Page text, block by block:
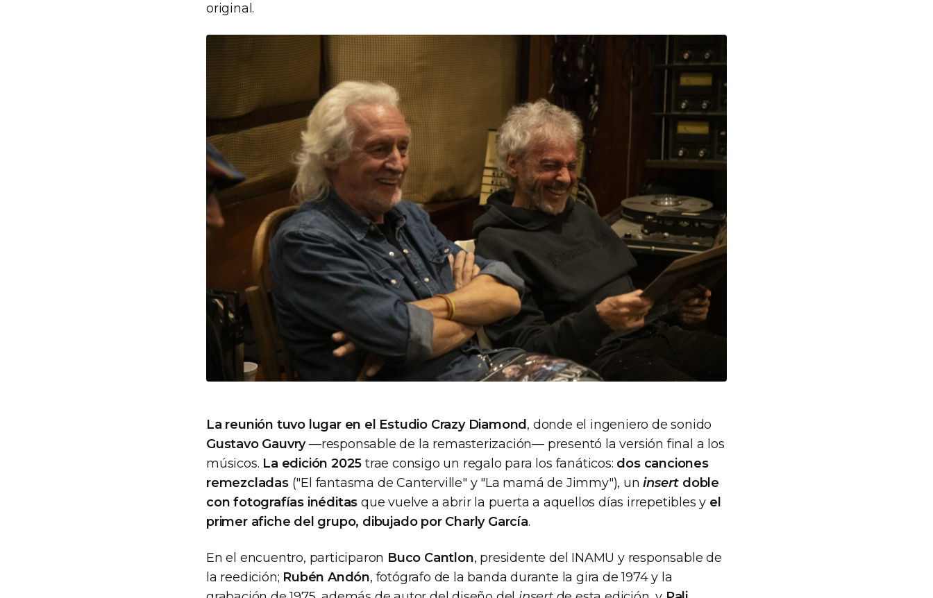
original.
La reunión tuvo lugar en el Estudio Crazy Diamond , donde el ingeniero de sonido
Gustavo Gauvry—responsable de la remasterización— presentó la versión final a los
músicos. La edición 2025 trae consigo un regalo para los fanáticos: dos canciones
remezcladas("El fantasma de Canterville" y "La mamá de Jimmy"), uninsert doble
con fotografías inéditas que vuelve a abrir la puerta a aquellos días irrepetibles y el
primer afiche del grupo, dibujado por Charly García.
En el encuentro, participaron Buco Cantlon, presidente del INAMU y responsable de
la reedición; Rubén Andón, fotógrafo de la banda durante la gira de 1974 y la